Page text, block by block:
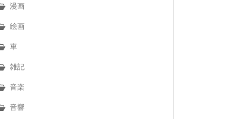
漫画
絵画
車
雑記
音楽
音響